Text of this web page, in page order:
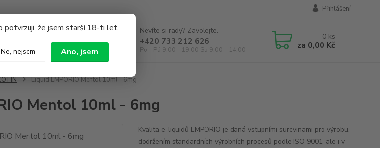
potvrzuji, že jsem starší 18-ti let.
Ne, nejsem Ano, jsem
Přihlášení
Hledat
Nevíte si rady? Zavolejte.
+420 733 212 626
Po - Pá 9:00 - 19:00 So 9:00 - 14:00
0 ks
za 0,00 Kč
Liquid EMPORIO Mentol 10ml - 6mg
Mentol 10ml - 6mg
Kvalita e-liquidů EMPORIO je daná vstupními surovinami pro výrobu,
dodržením standardních výrobních procesů podle ISO 9001, ale i v